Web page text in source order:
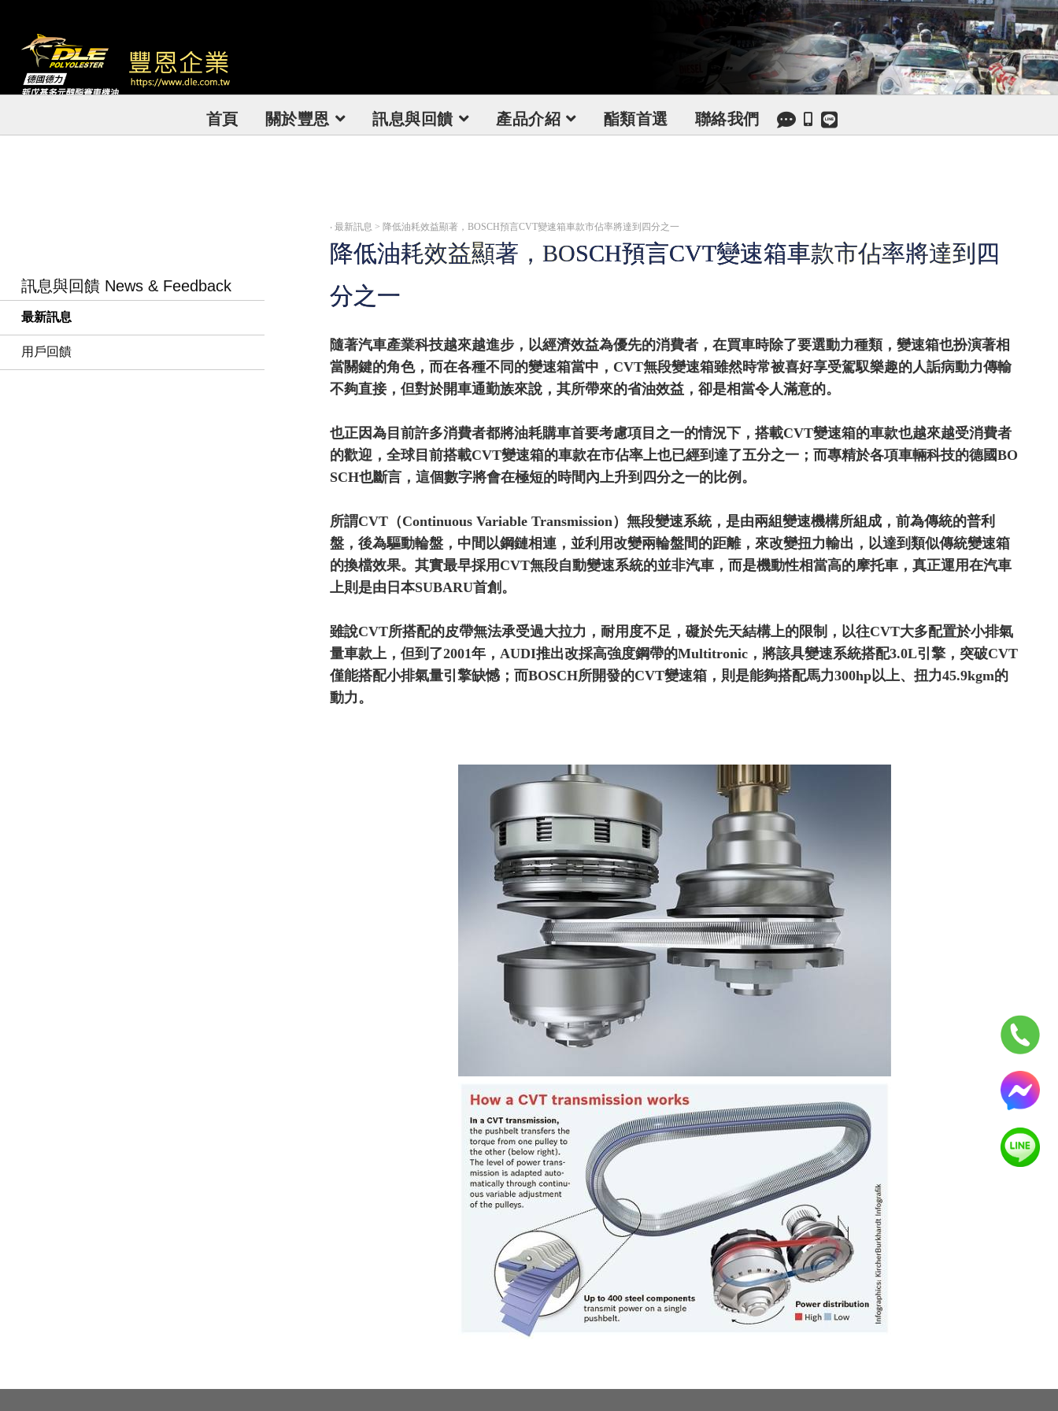
首頁 關於豐恩 訊息與回饋 產品介紹 酯類首選 聯絡我們
訊息與回饋 News & Feedback
最新訊息
用戶回饋
‧ 最新訊息 > 降低油耗效益顯著，BOSCH預言CVT變速箱車款市佔率將達到四分之一
降低油耗效益顯著，BOSCH預言CVT變速箱車款市佔率將達到四
分之一
隨著汽車產業科技越來越進步，以經濟效益為優先的消費者，在買車時除了要選動力種類，變速箱也扮演著相
當關鍵的角色，而在各種不同的變速箱當中，CVT無段變速箱雖然時常被喜好享受駕馭樂趣的人詬病動力傳輸
不夠直接，但對於開車通勤族來說，其所帶來的省油效益，卻是相當令人滿意的。
也正因為目前許多消費者都將油耗購車首要考慮項目之一的情況下，搭載CVT變速箱的車款也越來越受消費者
的歡迎，全球目前搭載CVT變速箱的車款在市佔率上也已經到達了五分之一；而專精於各項車輛科技的德國BO
SCH也斷言，這個數字將會在極短的時間內上升到四分之一的比例。
所謂CVT（Continuous Variable Transmission）無段變速系統，是由兩組變速機構所組成，前為傳統的普利
盤，後為驅動輪盤，中間以鋼鏈相連，並利用改變兩輪盤間的距離，來改變扭力輸出，以達到類似傳統變速箱
的換檔效果。其實最早採用CVT無段自動變速系統的並非汽車，而是機動性相當高的摩托車，真正運用在汽車
上則是由日本SUBARU首創。
雖說CVT所搭配的皮帶無法承受過大拉力，耐用度不足，礙於先天結構上的限制，以往CVT大多配置於小排氣
量車款上，但到了2001年，AUDI推出改採高強度鋼帶的Multitronic，將該具變速系統搭配3.0L引擎，突破CVT
僅能搭配小排氣量引擎缺憾；而BOSCH所開發的CVT變速箱，則是能夠搭配馬力300hp以上、扭力45.9kgm的
動力。